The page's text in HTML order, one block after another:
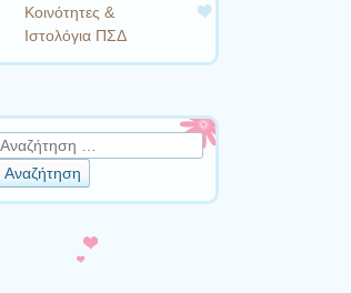
Κοινότητες &
Ιστολόγια ΠΣΔ
Αναζήτηση